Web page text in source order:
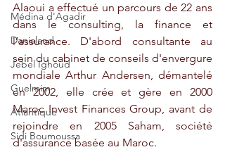
Médina d'Agadir
Danialand
Jebel Ighoud
Guelmim
Atlantique
Sidi Boumoussa
Alaoui a effectué un parcours de 22 ans
dans le consulting, la finance et
l’assurance. D'abord consultante au
sein du cabinet de conseils d'envergure
mondiale Arthur Andersen, démantelé
en 2002, elle crée et gère en 2000
Maroc Invest Finances Group, avant de
rejoindre en 2005 Saham, société
d'assurance basée au Maroc.